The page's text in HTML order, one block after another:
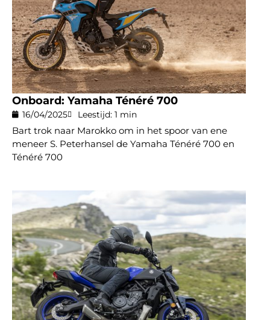
Onboard: Yamaha Ténéré 700
16/04/2025 Leestijd: 1 min
Bart trok naar Marokko om in het spoor van ene
meneer S. Peterhansel de Yamaha Ténéré 700 en
Ténéré 700